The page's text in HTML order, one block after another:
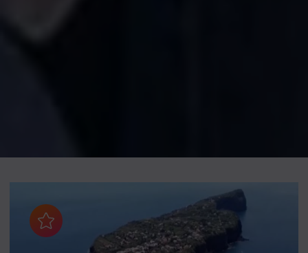
Aggiungi ai preferiti